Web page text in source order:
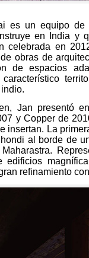
es un equipo
en India y
celebrada en
obras de
de espacios
.
, Jan presentó
y Copper de
insertan. La
al borde de
.
edificios
refinamiento